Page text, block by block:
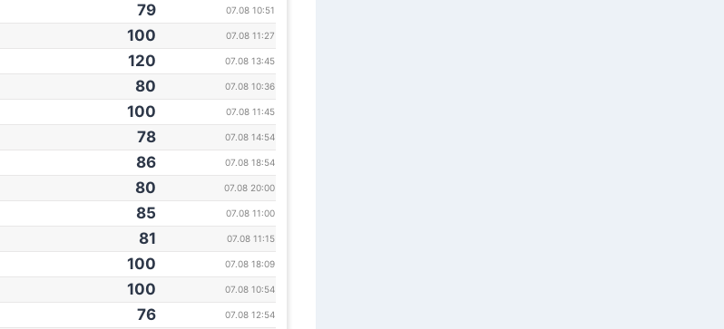
79 07.08 10:51
100 07.08 11:27
120 07.08 13:45
80 07.08 10:36
100 07.08 11:45
78 07.08 14:54
86 07.08 18:54
80 07.08 20:00
85 07.08 11:00
81 07.08 11:15
100 07.08 18:09
100 07.08 10:54
76 07.08 12:54